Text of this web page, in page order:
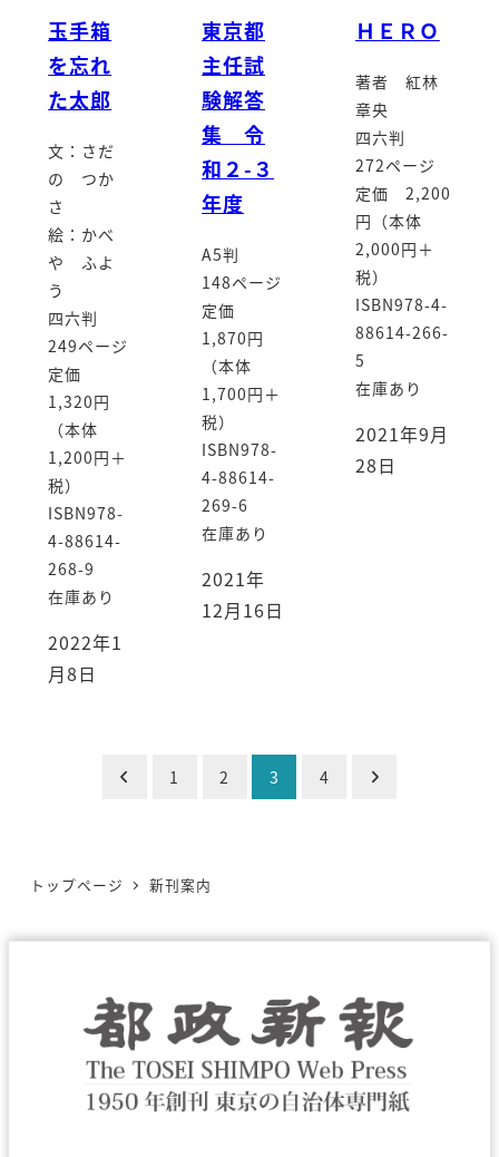
玉手箱
を忘れ
た太郎
文：さだ
の つか
さ
絵：かべ
や ふよ
う
四六判
249ページ
定価
1,320円
（本体
1,200円＋
税）
ISBN978-
4-88614-
268-9
在庫あり
2022年1
月8日
東京都
主任試
験解答
集 令
和２-３
年度
A5判
148ページ
定価
1,870円
（本体
1,700円＋
税）
ISBN978-
4-88614-
269-6
在庫あり
2021年
12月16日
ＨＥＲＯ
著者 紅林
章央
四六判
272ページ
定価 2,200
円（本体
2,000円＋
税）
ISBN978-4-
88614-266-
5
在庫あり
2021年9月
28日
1 2 3 4
トップページ 新刊案内